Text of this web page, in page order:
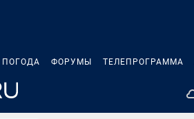
ПОГОДА ФОРУМЫ ТЕЛЕПРОГРАММА